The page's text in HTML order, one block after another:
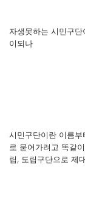
자생못하는 시민구
이되나
시민구단이란 이름
로 묻어가려고 똑같
립, 도립구단으로 제